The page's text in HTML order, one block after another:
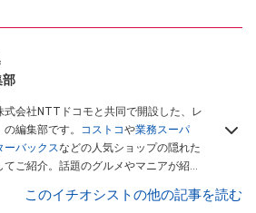
部
会社NTTドコモと共同で開設した、レ
編集部です。 コストコや業務スーパ
ーバックスなどの人気ショップの隠れた
ご紹介。話題のグルメやマニアが紹介
用してレビューしています。毎日トレン
このイチオシストの他の記事を読む